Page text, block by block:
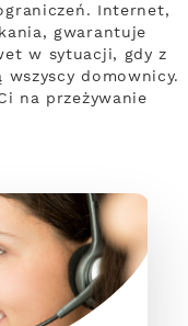
Internet,
gwarantuje
w sytuacji, gdy z
domownicy.
na przeżywanie